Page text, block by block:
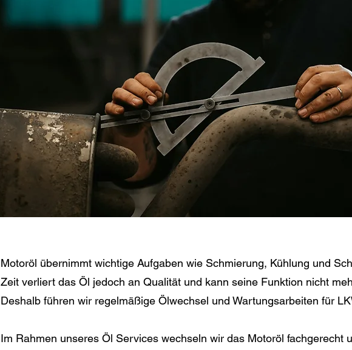
Motoröl übernimmt wichtige Aufgaben wie Schmierung, Kühlung und
Zeit verliert das Öl jedoch an Qualität und kann seine Funktion nicht
Deshalb führen wir regelmäßige Ölwechsel und Wartungsarbeiten für
Im Rahmen unseres Öl Services wechseln wir das Motoröl fachgerecht